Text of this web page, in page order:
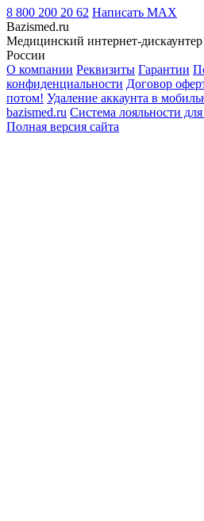
8 800 200 20 62 Написать MAX
Bazismed.ru
Медицинский интернет-дискаунтер
России
О компании Реквизиты Гарантии
конфиденциальности Договор
потом! Удаление аккаунта в
bazismed.ru Система лояльности
Полная версия сайта